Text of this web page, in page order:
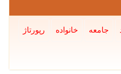
جامعه خانواده رپورتاژ